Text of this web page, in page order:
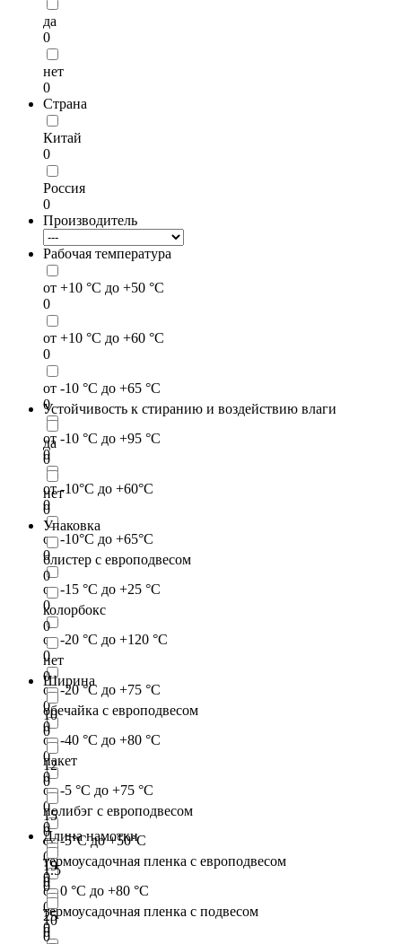
да
0
нет
0
Страна
Китай
0
Россия
0
Производитель
Рабочая температура
от +10 °С до +50 °С
0
от +10 °С до +60 °С
0
от -10 °С до +65 °С
0
от -10 °С до +95 °С
0
от -10°С до +60°С
0
от -10°С до +65°С
0
от -15 °С до +25 °С
0
от -20 °С до +120 °С
0
от -20 °С до +75 °С
0
от -40 °С до +80 °С
0
от -5 °С до +75 °С
0
от -5°С до +50°С
0
от 0 °С до +80 °С
0
Устойчивость к стиранию и воздействию влаги
да
0
нет
0
Упаковка
блистер с европодвесом
0
колорбокс
0
нет
0
обечайка с европодвесом
0
пакет
0
полибэг с европодвесом
0
термоусадочная пленка с европодвесом
0
термоусадочная пленка с подвесом
0
Ширина
10
0
12
0
15
0
19
0
25
0
Длина намотки
1.5
0
10
0